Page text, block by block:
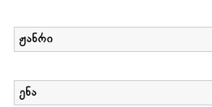
ჟანრი
ენა